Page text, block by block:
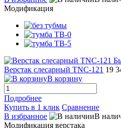
Модификация
Верстак слесарный TNC-121 19
В корзину
Подробнее
Купить в 1 клик Сравнение
В избранное
В
Модификация верстака